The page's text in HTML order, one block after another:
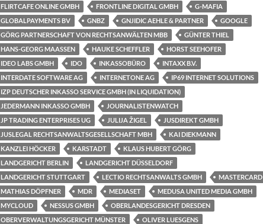
FLIRTCAFE ONLINE GMBH
FRONTLINE DIGITAL GMBH
G-MAFIA
GLOBALPAYMENTS BV
GNBZ GNJIDIC AEHLE & PARTNER
GOOGLE
GÖRG PARTNERSCHAFT VON RECHTSANWÄLTEN MBB
GÜNTER THIEL
HANS-GEORG MAASSEN
HAUKE SCHEFFLER
HORST SEEHOFER
IDEO LABS GMBH
IDO INKASSOBÜRO
INTAXX B.V.
INTERDATE SOFTWARE AG
INTERNETONE AG
IP69 INTERNET SOLUTIONS
IZP DEUTSCHER INKASSO SERVICE GMBH (IN LIQUIDATION)
JEDERMANN INKASSO GMBH
JOURNALISTENWATCH
JP TRADING ENTERPRISES UG
JULIJA ŽIGEL
JUSDIREKT GMBH
JUSLEGAL RECHTSANWALTSGESELLSCHAFT MBH
KAI DIEKMANN
KANZLEI HÖCKER
KARSTADT
KLAUS HUBERT GÖRG
LANDGERICHT BERLIN
LANDGERICHT DÜSSELDORF
LANDGERICHT STUTTGART
LECTIO RECHTSANWALTS GMBH
MASTERCARD
MATHIAS DÖPFNER
MDR MEDIASET
MEDUSA UNITED MEDIA GMBH
MYCLOUD
NESSUS GMBH
OBERLANDESGERICHT DRESDEN
OBERVERWALTUNGSGERICHT MÜNSTER
OLIVER LUESGENS